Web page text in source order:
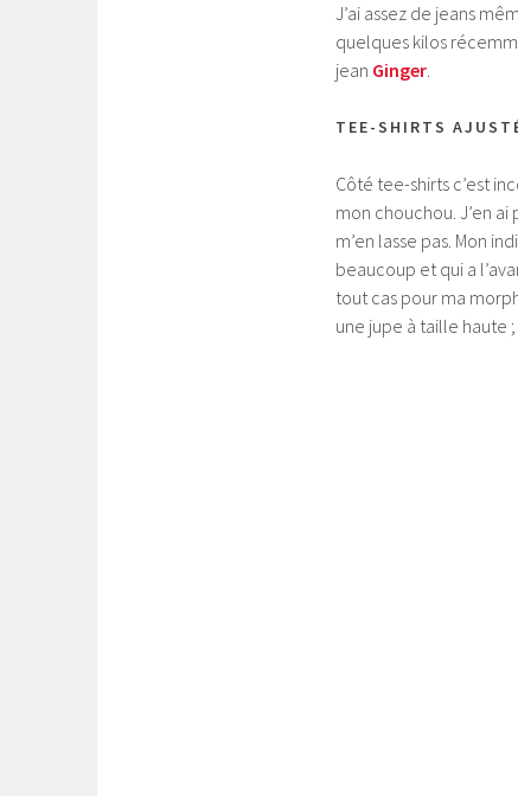
J’ai assez de jeans
quelques kilos
jean Ginger.
TEE-SHIRTS
Côté tee-shirts c’est
mon chouchou. J’en
m’en lasse pas. Mon
beaucoup et qui a
tout cas pour ma
une jupe à taille haute